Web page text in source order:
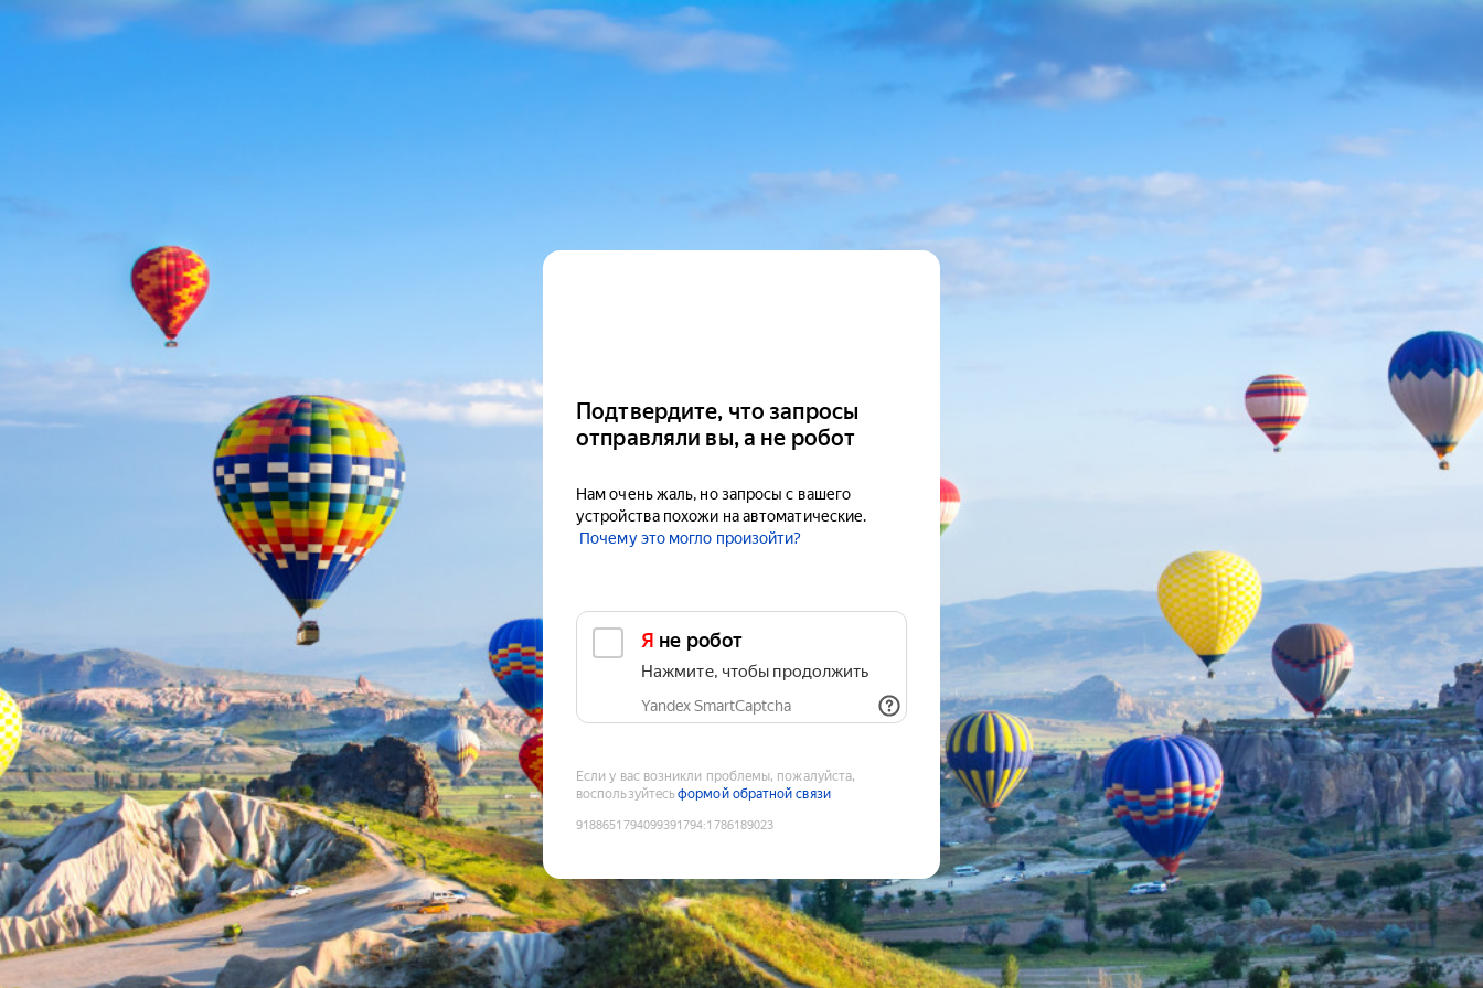
Подтвердите, что запросы
отправляли вы, а не робот
Нам очень жаль, но запросы с вашего
устройства похожи на автоматические.
Почему это могло произойти?
Я не робот
Нажмите, чтобы продолжить
Yandex SmartCaptcha
Если у вас возникли проблемы, пожалуйста,
воспользуйтесьформой обратной связи
9188651794099391794:1786189023